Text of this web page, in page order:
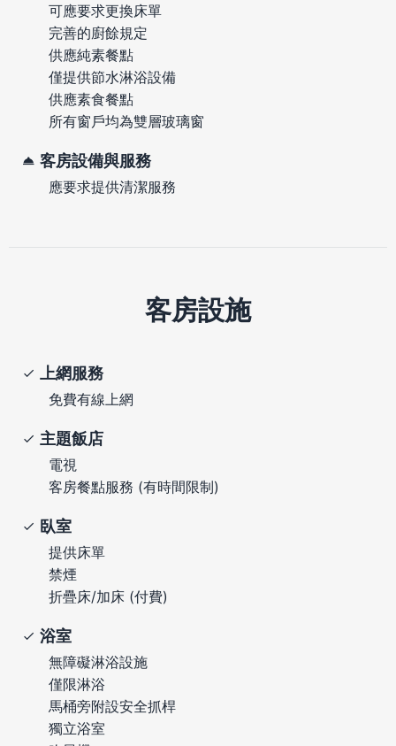
可應要求更換床單
完善的廚餘規定
供應純素餐點
僅提供節水淋浴設備
供應素食餐點
所有窗戶均為雙層玻璃窗
客房設備與服務
應要求提供清潔服務
客房設施
上網服務
免費有線上網
主題飯店
電視
客房餐點服務 (有時間限制)
臥室
提供床單
禁煙
折疊床/加床 (付費)
浴室
無障礙淋浴設施
僅限淋浴
馬桶旁附設安全抓桿
獨立浴室